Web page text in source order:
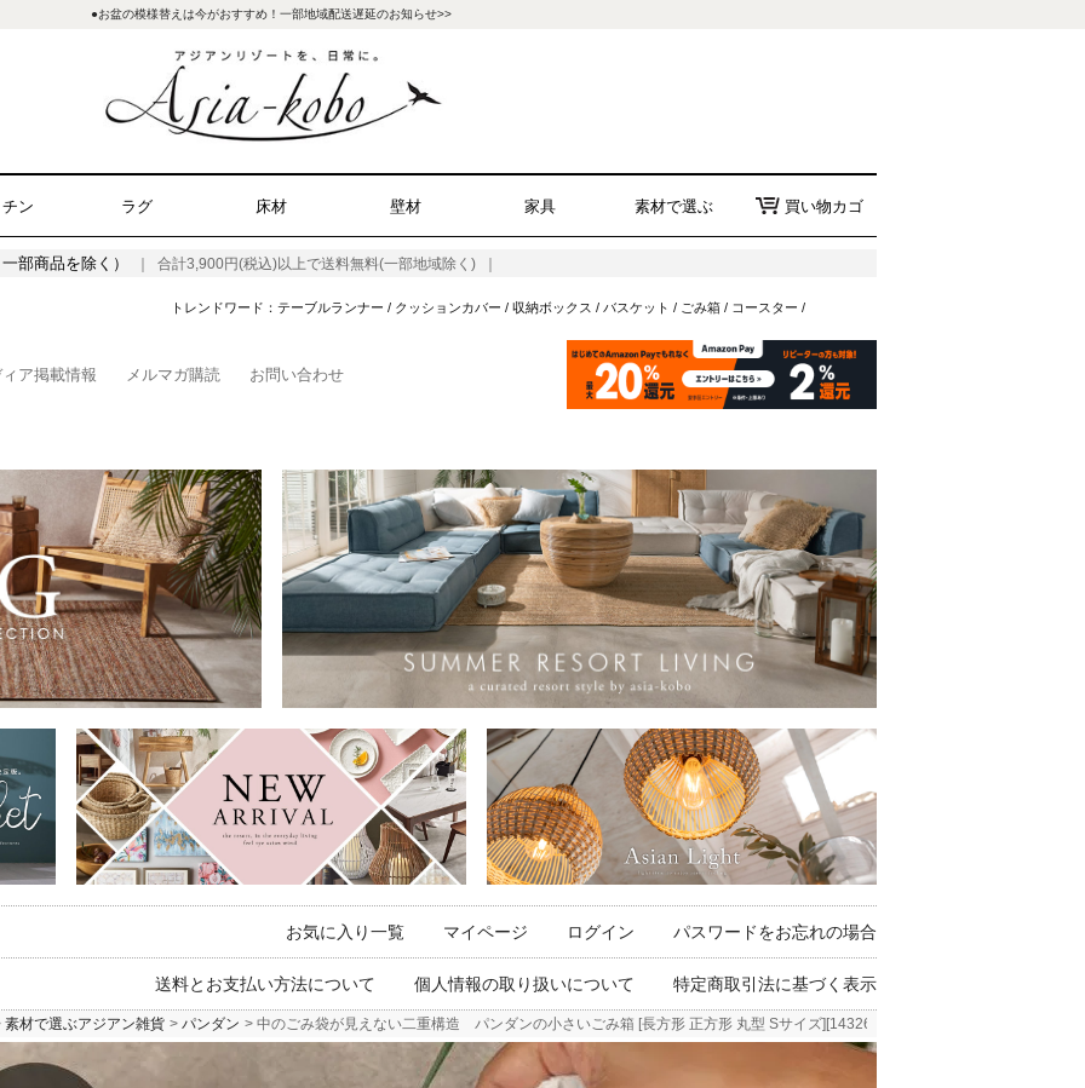
●お盆の模様替えは今がおすすめ！一部地域配送遅延のお知らせ>>
ン ラグ 床材 壁材 家具 素材で選ぶ 買い物カゴ
部商品を除く） ｜ 合計3,900円(税込)以上で送料無料(一部地域除く) ｜
トレンドワード： テーブルランナー / クッションカバー / 収納ボックス / バスケット / ごみ箱/ コースター /
ア掲載情報 メルマガ購読 お問い合わせ
お気に入り一覧 マイページ ログイン パスワードをお忘れの場合
送料とお支払い方法について 個人情報の取り扱いについて 特定商取引法に基づく表示
素材で選ぶアジアン雑貨 パンダン 中のごみ袋が見えない二重構造 パンダンの小さいごみ箱 [長方形 正方形 丸型 Sサイズ][14326 14327 14328 ]